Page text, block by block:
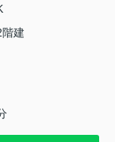
建